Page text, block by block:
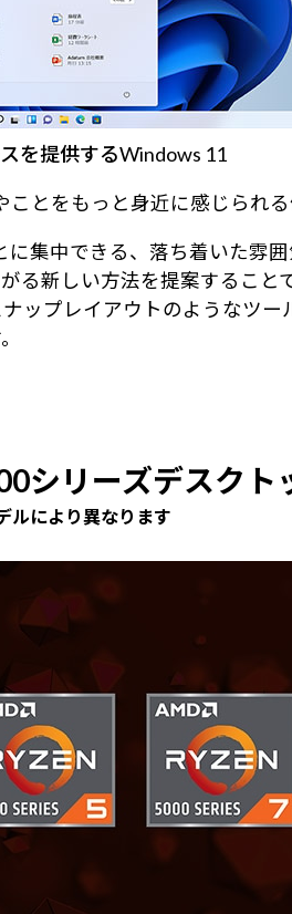
を提供するWindows 11
とをもっと身近に感じられる
集中できる、落ち着いた雰
る新しい方法を提案すること
ップレイアウトのようなツ
シリーズデスク
ルにより異なります